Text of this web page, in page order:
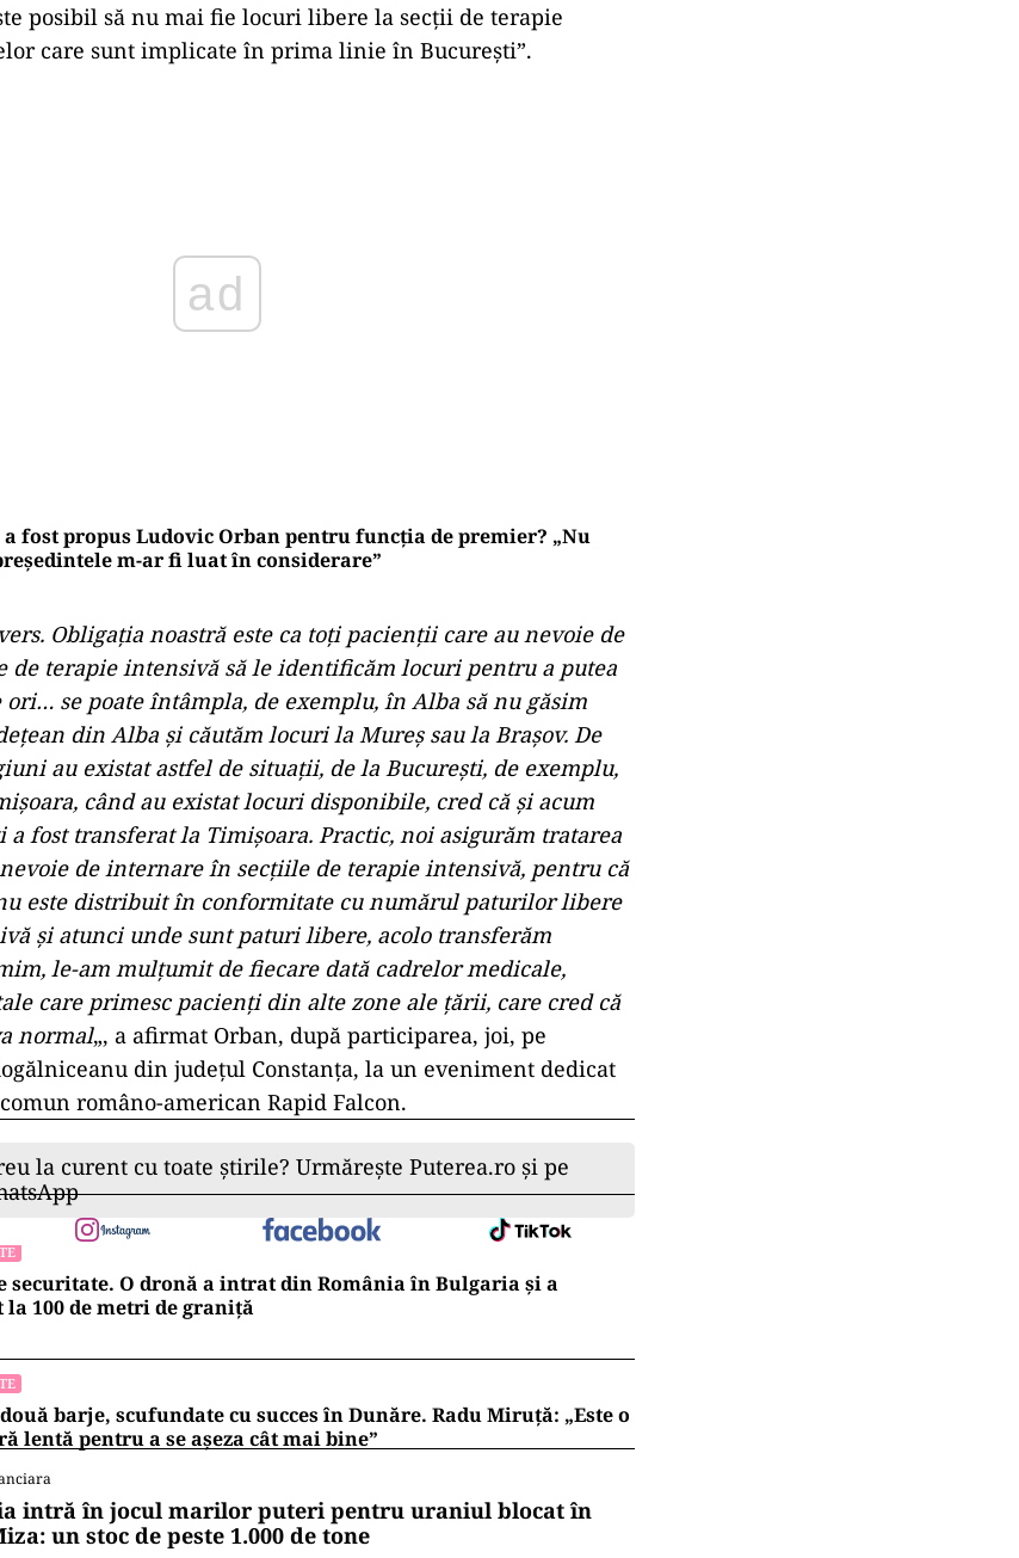
posibil să nu mai fie locuri libere la secţii de terapie
care sunt implicate în prima linie în Bucureşti”.
a fost propus Ludovic Orban pentru funcția de premier? „Nu
m-ar fi luat în considerare”
Obligaţia noastră este ca toţi pacienţii care au nevoie de
de terapie intensivă să le identificăm locuri pentru a putea
se poate întâmpla, de exemplu, în Alba să nu găsim
din Alba şi căutăm locuri la Mureş sau la Braşov. De
au existat astfel de situaţii, de la Bucureşti, de exemplu,
când au existat locuri disponibile, cred că şi acum
fost transferat la Timişoara. Practic, noi asigurăm tratarea
de internare în secţiile de terapie intensivă, pentru că
este distribuit în conformitate cu numărul paturilor libere
şi atunci unde sunt paturi libere, acolo transferăm
le-am mulţumit de fiecare dată cadrelor medicale,
care primesc pacienţi din alte zone ale ţării, care cred că
normal„, a afirmat Orban, după participarea, joi, pe
din judeţul Constanţa, la un eveniment dedicat
româno-american Rapid Falcon.
la curent cu toate știrile? Urmărește Puterea.ro și pe
securitate. O dronă a intrat din România în Bulgaria şi a
la 100 de metri de graniţă
barje, scufundate cu succes în Dunăre. Radu Miruță: „Este o
lentă pentru a se așeza cât mai bine”
intră în jocul marilor puteri pentru uraniul blocat în
un stoc de peste 1.000 de tone